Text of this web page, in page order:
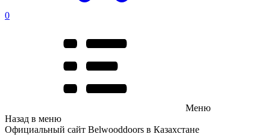
0
Меню
Назад в меню
Официальный сайт Belwooddoors в Казахстане